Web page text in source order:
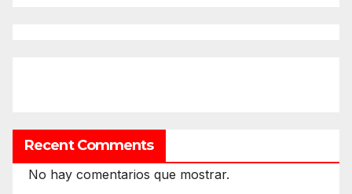
Recent Comments
No hay comentarios que mostrar.